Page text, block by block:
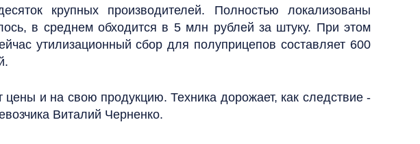
крупных производителей. Полностью локализованы
в среднем обходится в 5 млн рублей за штуку. При этом
утилизационный сбор для полуприцепов составляет 600
и на свою продукцию. Техника дорожает, как следствие -
Виталий Черненко.